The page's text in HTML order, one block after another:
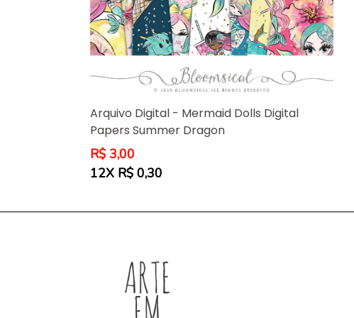
Arquivo Digital - Mermaid Dolls Digital
Papers Summer Dragon
Preço
normal
R$ 3,00
12X R$ 0,30